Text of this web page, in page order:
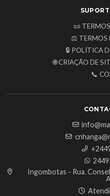
📜
⚖️ TERMOS
🔒 POLÍTICA
🌐 CRIAÇÃO DE
📞
Ingombotas - Rua.